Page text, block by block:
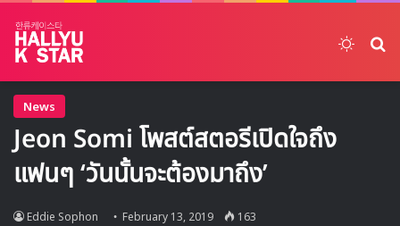
News
Jeon Somi โพสต์สตอรีเปิดใจถึง
แฟนๆ ‘วันนั้นจะต้องมาถึง’
Eddie Sophon February 13, 2019 163